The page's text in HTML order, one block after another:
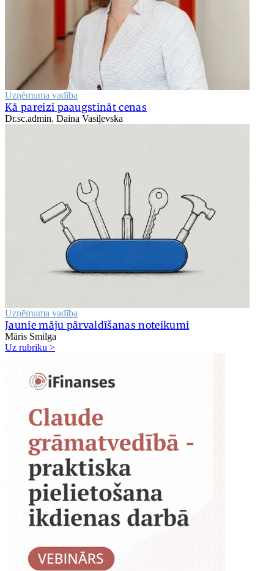
Uzņēmuma vadība
Kā pareizi paaugstināt cenas
Dr.sc.admin. Daina Vasiļevska
Uzņēmuma vadība
Jaunie māju pārvaldīšanas noteikumi
Māris Smilga
Uz rubriku >